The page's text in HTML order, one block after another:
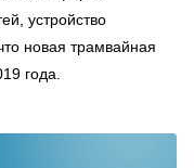
устройство
новая трамвайная
года.